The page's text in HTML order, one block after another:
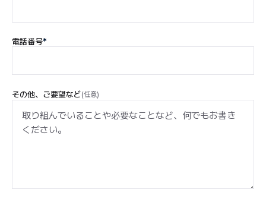
電話番号*
その他、ご要望など(任意)